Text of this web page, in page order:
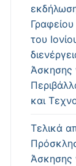
του
Άσκησης
και
Τελικά
Άσκησης